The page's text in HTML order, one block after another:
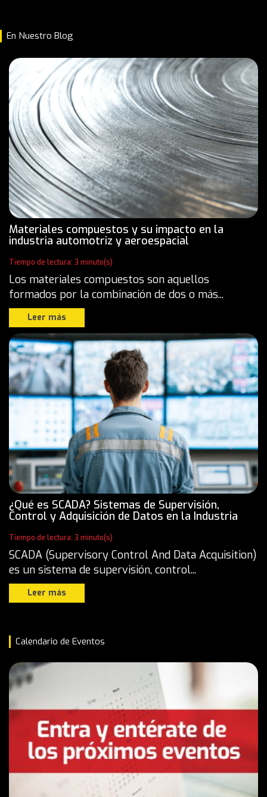
En Nuestro Blog
Materiales compuestos y su impacto en la
industria automotriz y aeroespacial
Tiempo de lectura: 3 minuto(s)
Los materiales compuestos son aquellos
formados por la combinación de dos o más...
Leer más
¿Qué es SCADA? Sistemas de Supervisión,
Control y Adquisición de Datos en la Industria
Tiempo de lectura: 3 minuto(s)
SCADA (Supervisory Control And Data Acquisition)
es un sistema de supervisión, control...
Leer más
Calendario de Eventos